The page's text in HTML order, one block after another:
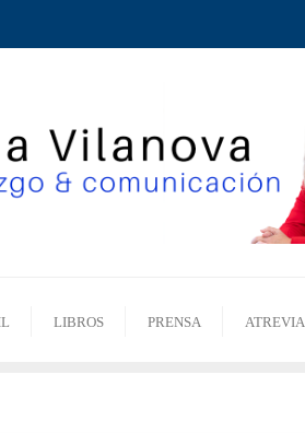
LIBROS PRENSA ATREVIA